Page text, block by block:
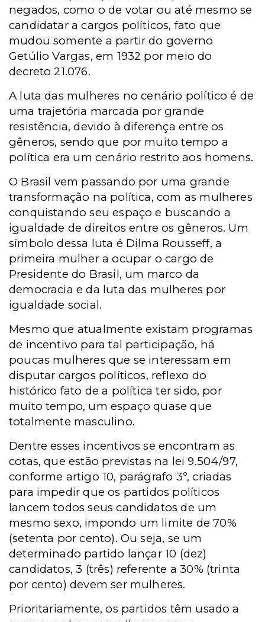
negados, como o de votar ou até mesmo se
candidatar a cargos políticos, fato que
mudou somente a partir do governo
Getúlio Vargas, em 1932 por meio do
decreto 21.076.
A luta das mulheres no cenário político é de
uma trajetória marcada por grande
resistência, devido à diferença entre os
gêneros, sendo que por muito tempo a
política era um cenário restrito aos homens.
O Brasil vem passando por uma grande
transformação na política, com as mulheres
conquistando seu espaço e buscando a
igualdade de direitos entre os gêneros. Um
símbolo dessa luta é Dilma Rousseff, a
primeira mulher a ocupar o cargo de
Presidente do Brasil, um marco da
democracia e da luta das mulheres por
igualdade social.
Mesmo que atualmente existam programas
de incentivo para tal participação, há
poucas mulheres que se interessam em
disputar cargos políticos, reflexo do
histórico fato de a política ter sido, por
muito tempo, um espaço quase que
totalmente masculino.
Dentre esses incentivos se encontram as
cotas, que estão previstas na lei 9.504/97,
conforme artigo 10, parágrafo 3º, criadas
para impedir que os partidos políticos
lancem todos seus candidatos de um
mesmo sexo, impondo um limite de 70%
(setenta por cento). Ou seja, se um
determinado partido lançar 10 (dez)
candidatos, 3 (três) referente a 30% (trinta
por cento) devem ser mulheres.
Prioritariamente, os partidos têm usado a